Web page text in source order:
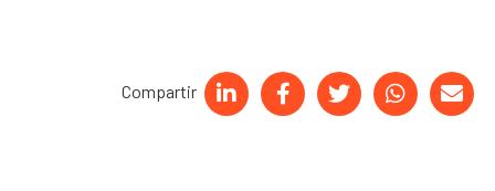
Compartir